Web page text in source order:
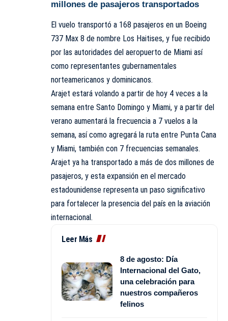
millones de pasajeros transportados
El vuelo transportó a 168 pasajeros en un Boeing
737 Max 8 de nombre Los Haitises, y fue recibido
por las autoridades del aeropuerto de Miami así
como representantes gubernamentales
norteamericanos y dominicanos.
Arajet estará volando a partir de hoy 4 veces a la
semana entre Santo Domingo y Miami, y a partir del
verano aumentará la frecuencia a 7 vuelos a la
semana, así como agregará la ruta entre Punta Cana
y Miami, también con 7 frecuencias semanales.
Arajet ya ha transportado a más de dos millones de
pasajeros, y esta expansión en el mercado
estadounidense representa un paso significativo
para fortalecer la presencia del país en la aviación
internacional.
Leer Más
8 de agosto: Día
Internacional del Gato,
una celebración para
nuestros compañeros
felinos